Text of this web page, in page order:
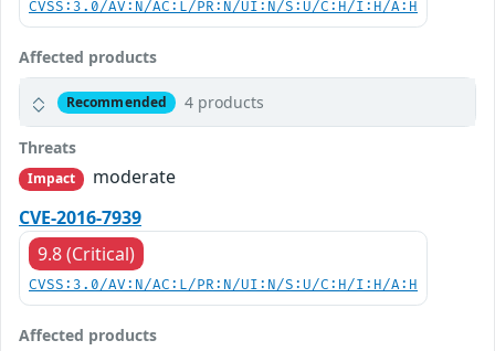
CVSS:3.0/AV:N/AC:L/PR:N/UI:N/S:U/C:H/I:H/A:H
Affected products
Recommended 4 products
Threats
Impact
moderate
CVE-2016-7939
9.8 (Critical)
CVSS:3.0/AV:N/AC:L/PR:N/UI:N/S:U/C:H/I:H/A:H
Affected products